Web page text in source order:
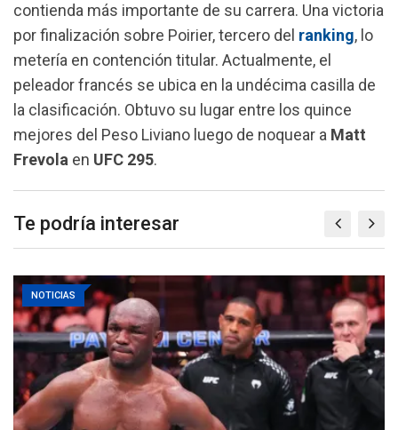
contienda más importante de su carrera. Una victoria
por finalización sobre Poirier, tercero del ranking, lo
metería en contención titular. Actualmente, el
peleador francés se ubica en la undécima casilla de
la clasificación. Obtuvo su lugar entre los quince
mejores del Peso Liviano luego de noquear a Matt
Frevola en UFC 295.
Te podría interesar
NOTICIAS